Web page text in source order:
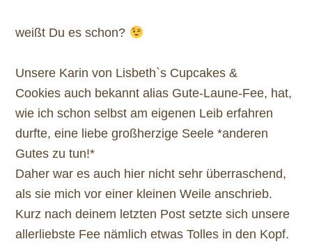
weißt Du es schon?
Unsere Karin von Lisbeth`s Cupcakes &
Cookies auch bekannt alias Gute-Laune-Fee, hat,
wie ich schon selbst am eigenen Leib erfahren
durfte, eine liebe großherzige Seele *anderen
Gutes zu tun!*
Daher war es auch hier nicht sehr überraschend,
als sie mich vor einer kleinen Weile anschrieb.
Kurz nach deinem letzten Post setzte sich unsere
allerliebste Fee nämlich etwas Tolles in den Kopf.